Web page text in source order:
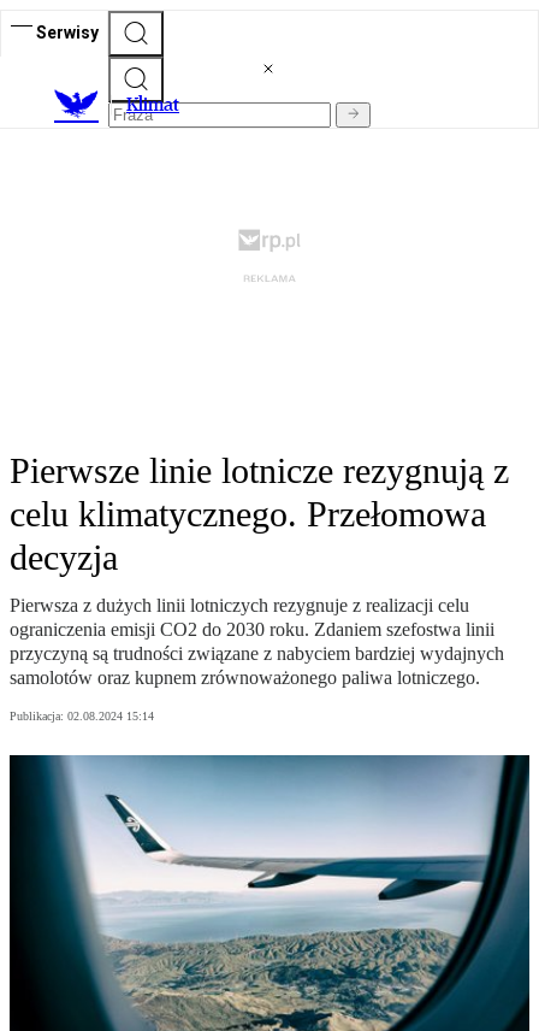
Serwisy
Klimat
Pierwsze linie lotnicze rezygnują z
celu klimatycznego. Przełomowa
decyzja
Pierwsza z dużych linii lotniczych rezygnuje z realizacji celu
ograniczenia emisji CO2 do 2030 roku. Zdaniem szefostwa linii
przyczyną są trudności związane z nabyciem bardziej wydajnych
samolotów oraz kupnem zrównoważonego paliwa lotniczego.
Publikacja: 02.08.2024 15:14